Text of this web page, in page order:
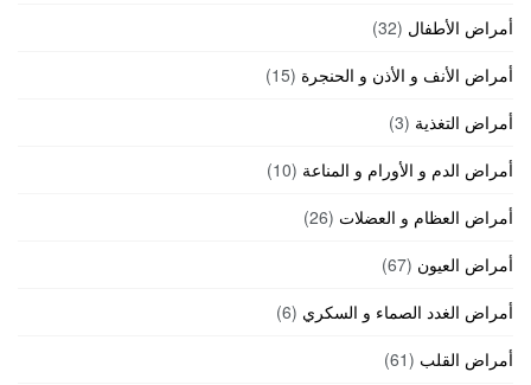
أمراض الأطفال (32)
أمراض الأنف و الأذن و الحنجرة (15)
أمراض التغذية (3)
أمراض الدم و الأورام و المناعة (10)
أمراض العظام و العضلات (26)
أمراض العيون (67)
أمراض الغدد الصماء و السكري (6)
أمراض القلب (61)